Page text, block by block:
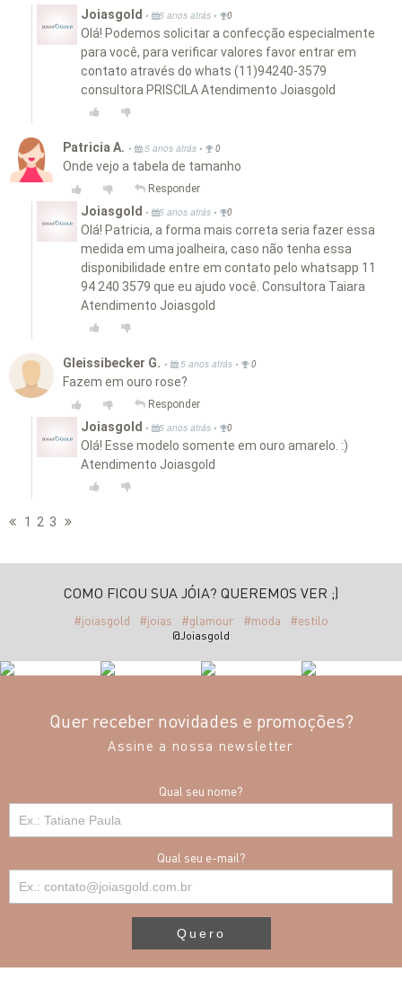
Joiasgold • 5 anos atrás • 0
Olá! Podemos solicitar a confecção especialmente
para você, para verificar valores favor entrar em
contato através do whats (11)94240-3579
consultora PRISCILA Atendimento Joiasgold
Patricia A. • 5 anos atrás • 0
Onde vejo a tabela de tamanho
Responder
Joiasgold • 5 anos atrás • 0
Olá! Patricia, a forma mais correta seria fazer essa
medida em uma joalheira, caso não tenha essa
disponibilidade entre em contato pelo whatsapp 11
94 240 3579 que eu ajudo você. Consultora Taiara
Atendimento Joiasgold
Gleissibecker G. • 5 anos atrás • 0
Fazem em ouro rose?
Responder
Joiasgold • 5 anos atrás • 0
Olá! Esse modelo somente em ouro amarelo. :)
Atendimento Joiasgold
1 2 3
COMO FICOU SUA JÓIA? QUEREMOS VER ;)
#joiasgold #joias #glamour #moda #estilo
@Joiasgold
Quer receber novidades e promoções?
Assine a nossa newsletter
Qual seu nome?
Qual seu e-mail?
Quero